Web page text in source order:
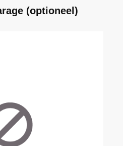
(optioneel)